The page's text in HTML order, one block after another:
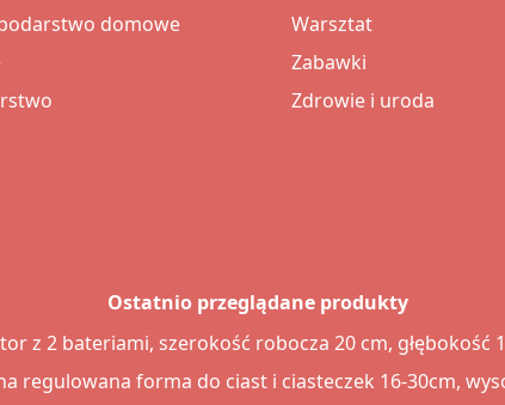
domowe
Warsztat
Zabawki
Zdrowie i uroda
Ostatnio przeglądane produkty
z 2 bateriami, szerokość robocza 20 cm, głębokość
regulowana forma do ciast i ciasteczek 16-30cm,